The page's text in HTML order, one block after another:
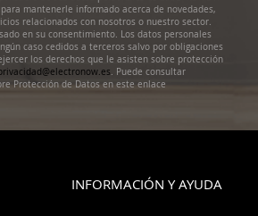
para mantenerle informado acerca de novedades,
relacionados con nosotros o nuestro sector.
en su consentimiento. Los datos personales
caso cedidos a terceros salvo por obligaciones
los derechos que le asisten sobre protección
. Puede consultar
Protección de Datos en este enlace
INFORMACIÓN Y AYUDA